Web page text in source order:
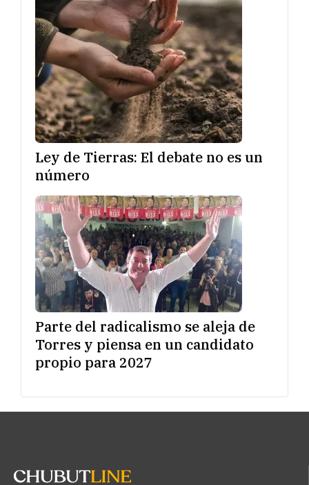
Ley de Tierras: El debate no es un
número
Parte del radicalismo se aleja de
Torres y piensa en un candidato
propio para 2027